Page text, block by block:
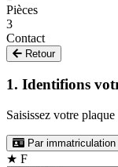
Pièces
3
Contact
Retour
1. Identifions
Saisissez votre
Par immatriculation
★ F